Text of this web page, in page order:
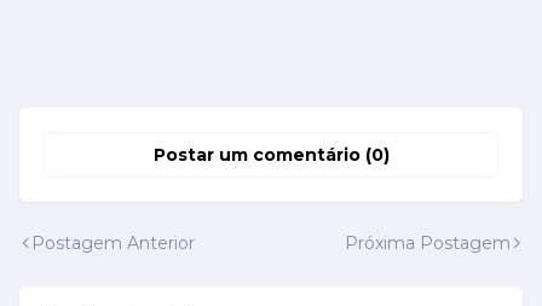
Postar um comentário (0)
Postagem Anterior Próxima Postagem